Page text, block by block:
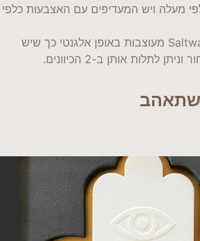
מעלה ויש המעדיפים עם האצבעות כלפי
החמסות של SaltwareDesign מעוצבות באופן אלגנטי כך שיש
לתלות אותן ב-2 הכיוונים.
שתאהב